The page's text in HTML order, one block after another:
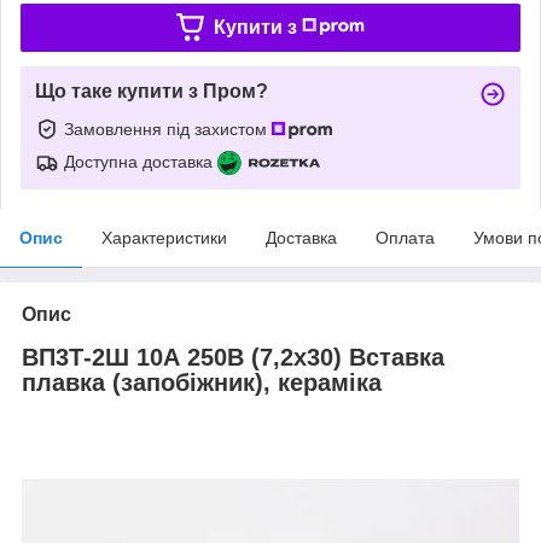
Купити з
Що таке купити з Пром?
Замовлення під захистом
Доступна доставка
Опис Характеристики Доставка Оплата Умови
Опис
ВП3Т-2Ш 10А 250В (7,2x30) Вставка
плавка (запобіжник), кераміка